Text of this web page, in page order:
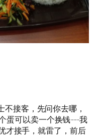
不接客，先问你去哪，
蛋可以卖一个换钱······我
才接手，就雷了，前后